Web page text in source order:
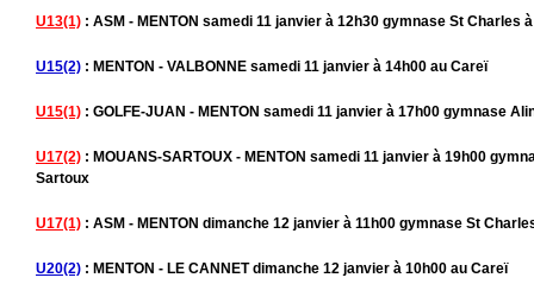
U13(1) : ASM - MENTON samedi 11 janvier à 12h30 gymnase St Charles
U15(2) : MENTON - VALBONNE samedi 11 janvier à 14h00 au Careï
U15(1) : GOLFE-JUAN - MENTON samedi 11 janvier à 17h00 gymnase
U17(2) : MOUANS-SARTOUX - MENTON samedi 11 janvier à 19h00
Sartoux
U17(1) : ASM - MENTON dimanche 12 janvier à 11h00 gymnase St
U20(2) : MENTON - LE CANNET dimanche 12 janvier à 10h00 au Careï